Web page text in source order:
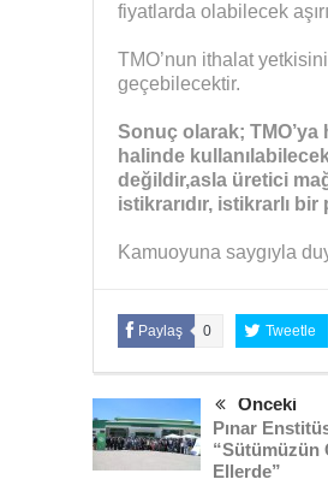
fiyatlarda olabilecek
TMO’nun ithalat
geçebilecektir.
Sonuç olarak;
halinde
değildir,asla üretici
istikrarıdır, istikrarlı
Kamuoyuna saygıyla
Paylaş 0 Tweetle
Önceki
Pınar
“Sütümüzün
Ellerde”